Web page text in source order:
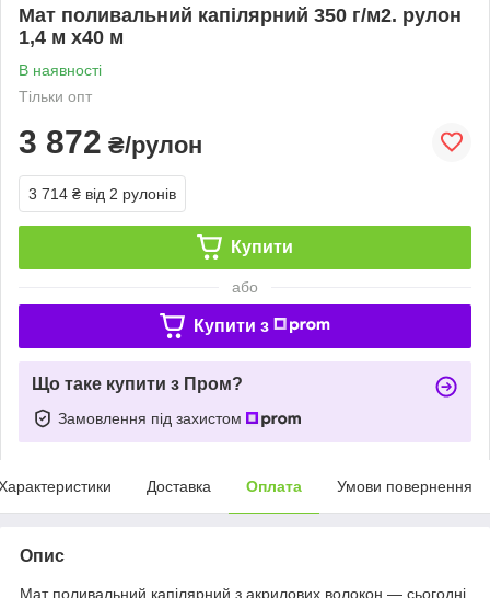
Мат поливальний капілярний 350 г/м2. рулон
1,4 м х40 м
В наявності
Тільки опт
3 872 ₴/рулон
3 714 ₴ від 2 рулонів
Купити
або
Купити з
Що таке купити з Пром?
Замовлення під захистом
Доставка Оплата Умови повернення
Опис
Мат поливальний капілярний з акрилових волокон — сьогодні